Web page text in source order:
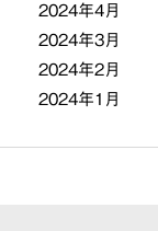
2024年4月
2024年3月
2024年2月
2024年1月